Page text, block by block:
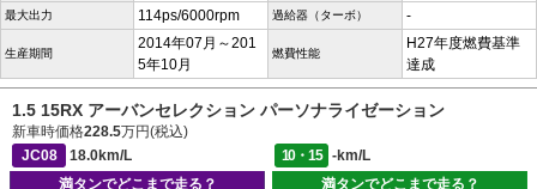
最大出力 114ps/6000rpm 過給器（ターボ） -
生産期間
2014年07月～201
5年10月
燃費性能
H27年度燃費基準
達成
1.5 15RX アーバンセレクション パーソナライゼーション
新車時価格228.5万円(税込)
JC08
18.0km/L 10・15
-km/L
満タンでどこまで走る？
満タンでどこまで走る？